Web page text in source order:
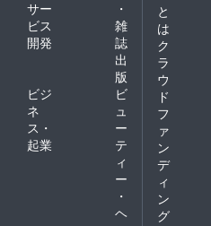
サー
ビス
開発
・
雑
誌
出
版
ビジ
ネ
ス・
起業
ビ
ュ
ー
テ
ィ
ー
・
ヘ
と
は
ク
ラ
ウ
ド
フ
ァ
ン
デ
ィ
ン
グ